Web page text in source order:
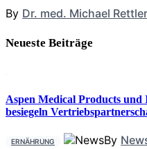
By Dr. med. Michael Rettler
Neueste Beiträge
Aspen Medical Products
besiegeln
ERNÄHRUNG By